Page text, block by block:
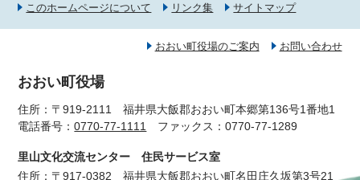
このホームページについて リンク集 サイトマップ
おおい町役場のご案内 お問い合わせ
おおい町役場
住所：〒919-2111 福井県大飯郡おおい町本郷第136号1番地1
電話番号：0770-77-1111 ファックス：0770-77-1289
里山文化交流センター 住民サービス室
住所：〒917-0382 福井県大飯郡おおい町名田庄久坂第3号21